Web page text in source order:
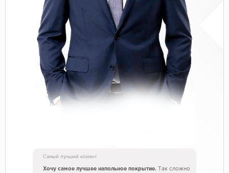
Самый лучший клиент
Хочу самое лучшее напольное покрытие. Так сложно